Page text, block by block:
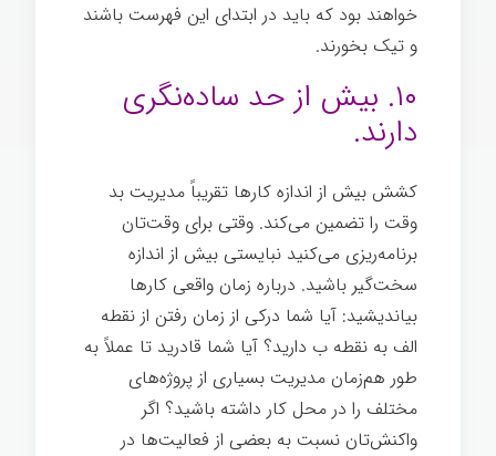
خواهند بود که باید در ابتدای این فهرست باشند
و تیک بخورند.
۱۰. بیش از حد ساده‌نگری
دارند.
کشش بیش از اندازه کارها تقریباً مدیریت بد
وقت را تضمین می‌کند. وقتی برای وقت‌تان
برنامه‌ریزی می‌کنید نبایستی بیش از اندازه
سخت‌گیر باشید. درباره زمان واقعی کارها
بیاندیشید: آیا شما درکی از زمان رفتن از نقطه
الف به نقطه ب دارید؟ آیا شما قادرید تا عملاً به
طور هم‌زمان مدیریت بسیاری از پروژه‌های
مختلف را در محل کار داشته باشید؟ اگر
واکنش‌تان نسبت به بعضی از فعالیت‌ها در